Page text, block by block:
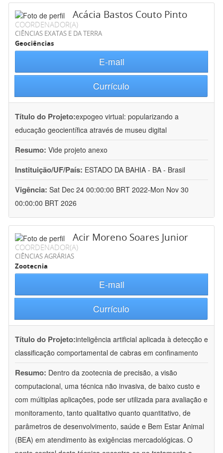
Acácia Bastos Couto Pinto
COORDENADOR(A)
CIÊNCIAS EXATAS E DA TERRA
Geociências
E-mail
Currículo
Título do Projeto:expogeo virtual: popularizando a
educação geocientífica através de museu digital
Resumo: Vide projeto anexo
Instituição/UF/País: ESTADO DA BAHIA - BA - Brasil
Vigência: Sat Dec 24 00:00:00 BRT 2022-Mon Nov 30
00:00:00 BRT 2026
Acir Moreno Soares Junior
COORDENADOR(A)
CIÊNCIAS AGRÁRIAS
Zootecnia
E-mail
Currículo
Título do Projeto:inteligência artificial aplicada à detecção e
classificação comportamental de cabras em confinamento
Resumo: Dentro da zootecnia de precisão, a visão
computacional, uma técnica não invasiva, de baixo custo e
com múltiplas aplicações, pode ser utilizada para avaliação e
monitoramento, tanto qualitativo quanto quantitativo, de
parâmetros de desenvolvimento, saúde e Bem Estar Animal
(BEA) em atendimento às exigências mercadológicas. O